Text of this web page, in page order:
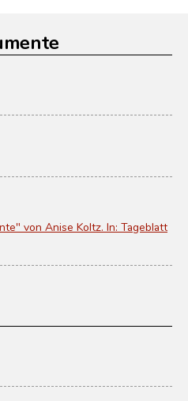
von Anise Koltz. In: Tageblatt